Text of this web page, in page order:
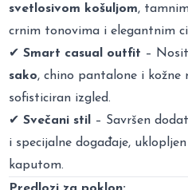
svetlosivom košuljom,
crnim tonovima i elegantnim
✔Smart casual outfit –
sako, chino pantalone i kožne
sofisticiran izgled.
✔Svečani stil
– Savršen
i specijalne događaje,
kaputom.